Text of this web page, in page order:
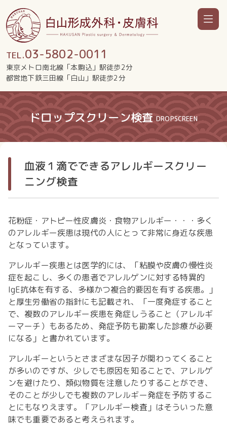
TEL.03-5802-0011
東京メトロ南北線「本駒込」駅徒歩2分
都営地下鉄三田線「白山」駅徒歩2分
ドロップスクリーン検査DROPSCREEN
血液１滴でできるアレルギースクリー
ニング検査
花粉症・アトピー性皮膚炎・食物アレルギー・・・多く
のアレルギー疾患は現代の人にとって非常に身近な疾患
となっています。
アレルギー疾患とは医学的には、「粘膜や皮膚の慢性炎
症を起こし、多くの患者でアレルゲンに対する特異的
IgE抗体を有する、多様かつ複合的要因を有する疾患。」
と厚生労働省の指針にも記載され、「一度発症すること
で、複数のアレルギー疾患を発症しうること（アレルギ
ーマーチ）もあるため、発症予防も勘案した診療が必要
になる」と書かれています。
アレルギーというとさまざまな因子が関わってくること
が多いのですが、少しでも原因を知ることで、アレルゲ
ンを避けたり、類似物質を注意したりすることができ、
そのことが少しでも複数のアレルギー発症を予防するこ
とにもなりえます。「アレルギー検査」はそういった意
味でも重要であると考えられます。